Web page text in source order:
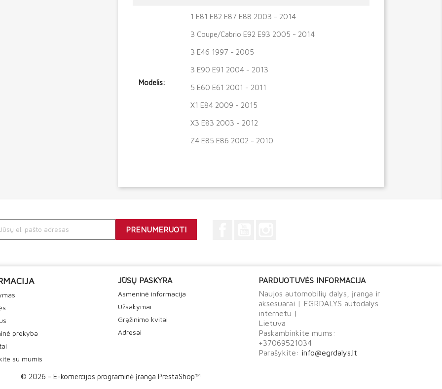
Modelis:
1 E81 E82 E87 E88 2003 - 2014
3 Coupe/Cabrio E92 E93 2005 - 2014
3 E46 1997 - 2005
3 E90 E91 2004 - 2013
5 E60 E61 2001 - 2011
X1 E84 2009 - 2015
X3 E83 2003 - 2012
Z4 E85 E86 2002 - 2010
prekyba
su mumis
JŪSŲ PASKYRA
Asmeninė informacija
Užsakymai
Grąžinimo kvitai
Adresai
PARDUOTUVĖS INFORMACIJA
Naujos automobilių dalys, įranga ir
aksesuarai | EGRDALYS autodalys
internetu |
Lietuva
Paskambinkite mums:
+37069521034
Parašykite: info@egrdalys.lt
© 2026 - E-komercijos programinė įranga PrestaShop™